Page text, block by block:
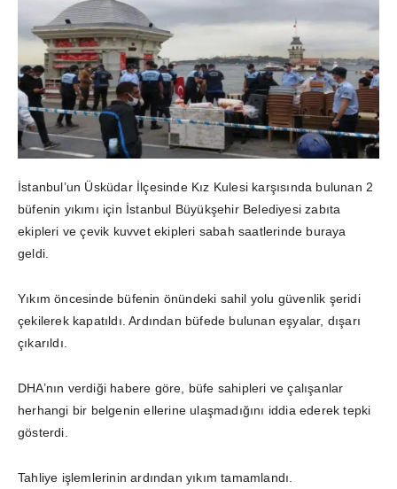
İstanbul’un Üsküdar İlçesinde Kız Kulesi karşısında bulunan 2
büfenin yıkımı için İstanbul Büyükşehir Belediyesi zabıta
ekipleri ve çevik kuvvet ekipleri sabah saatlerinde buraya
geldi.
Yıkım öncesinde büfenin önündeki sahil yolu güvenlik şeridi
çekilerek kapatıldı. Ardından büfede bulunan eşyalar, dışarı
çıkarıldı.
DHA’nın verdiği habere göre, büfe sahipleri ve çalışanlar
herhangi bir belgenin ellerine ulaşmadığını iddia ederek tepki
gösterdi.
Tahliye işlemlerinin ardından yıkım tamamlandı.